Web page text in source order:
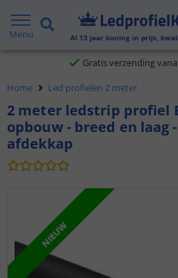
Menu Al 13 jaar koning in prijs,
2 jaar
Gratis verzending
Voor 23:45 uur besteld,
Home Led profielen 2 meter
2 meter ledstrip profiel
opbouw - breed en laag
afdekkap
NIEUW